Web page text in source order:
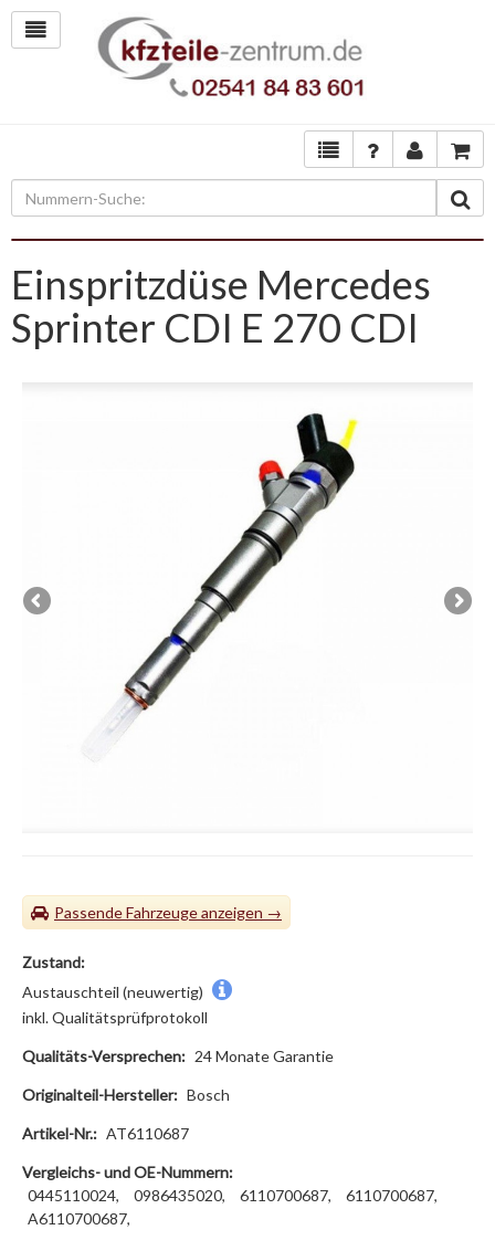
Einspritzdüse Mercedes
Sprinter CDI E 270 CDI
Passende Fahrzeuge
Zustand:
Austauschteil (neuwertig)
inkl. Qualitätsprüfprotokoll
Qualitäts-Versprechen: 24 Monate Garantie
Originalteil-Hersteller: Bosch
Artikel-Nr.: AT6110687
Vergleichs- und OE-Nummern:
0445110024,
0986435020, 6110700687,
6110700687,
A6110700687,